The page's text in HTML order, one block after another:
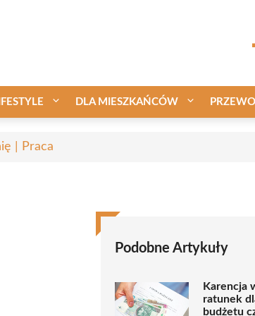
DLA MIESZKAŃCÓW
| Praca
Podobne Artykuły
Karencja
ratunek
budżetu